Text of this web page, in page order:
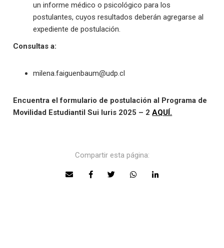
un informe médico o psicológico para los
postulantes, cuyos resultados deberán agregarse al
expediente de postulación.
Consultas a:
milena.faiguenbaum@udp.cl
Encuentra el formulario de postulación al Programa de
Movilidad Estudiantil Sui Iuris 2025 – 2AQUÍ.
Compartir esta página: